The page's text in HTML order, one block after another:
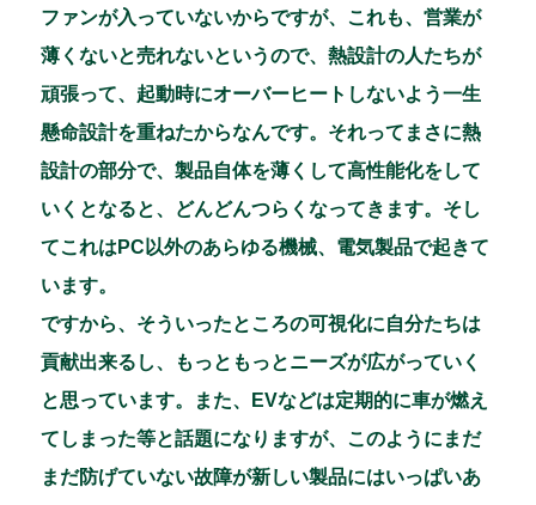
ファンが入っていないからですが、これも、営業が
薄くないと売れないというので、熱設計の人たちが
頑張って、起動時にオーバーヒートしないよう一生
懸命設計を重ねたからなんです。それってまさに熱
設計の部分で、製品自体を薄くして高性能化をして
いくとなると、どんどんつらくなってきます。そし
てこれはPC以外のあらゆる機械、電気製品で起きて
います。
ですから、そういったところの可視化に自分たちは
貢献出来るし、もっともっとニーズが広がっていく
と思っています。また、EVなどは定期的に車が燃え
てしまった等と話題になりますが、このようにまだ
まだ防げていない故障が新しい製品にはいっぱいあ